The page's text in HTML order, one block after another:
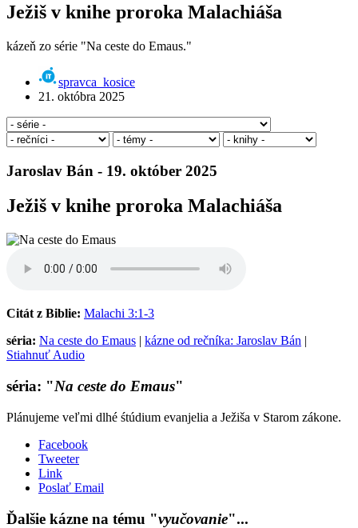
Ježiš v knihe proroka Malachiáša
kázeň zo série "Na ceste do Emaus."
spravca_kosice
21. októbra 2025
Jaroslav Bán - 19. október 2025
Ježiš v knihe proroka Malachiáša
Citát z Biblie: Malachi 3:1-3
séria: Na ceste do Emaus | kázne od rečníka: Jaroslav Bán |
Stiahnuť Audio
séria: "Na ceste do Emaus"
Plánujeme veľmi dlhé śtúdium evanjelia a Ježiša v Starom zákone.
Facebook
Tweeter
Link
Poslať Email
Ďalšie kázne na tému "vyučovanie"...